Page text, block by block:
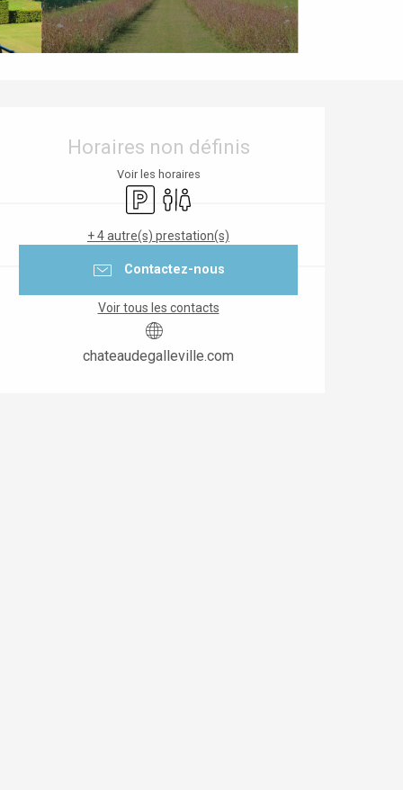
Horaires non définis
Voir les horaires
ParkingToilettes
+ 4 autre(s) prestation(s)
Contactez-nous
Voir tous les contacts
chateaudegalleville.com